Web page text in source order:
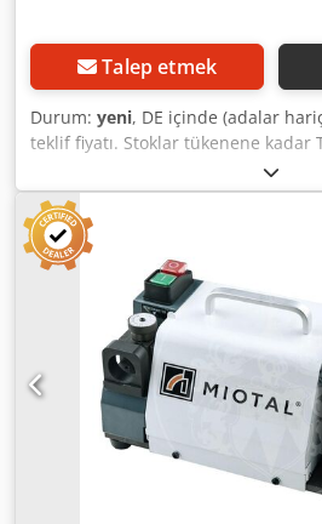
Talep etmek
Durum: yeni, DE içinde (adalar
teklif fiyatı. Stoklar tükenene kadar
çapı: 3 - 13 mm Nokta açısı: 90° -
Bağlantı: 230 V Motor gücü: 0,18 kW
Boyutlar, yaklaşık: 320 x 180 x 190
HSS/karbür bükümlü matkapların
- Kuvvet kılavuzlu taşlama işlemi
Codpfed R A Dcjx Ailjha - Nokta
ayarlanabilir - Kompakt tasarım,
yeri ve hızlı saklama için tutamak -
azaltmak için işaretleme cihazı
arasındaki sürtünmeyi azaltmak
kenarlarının kabartma taşlaması
rulmanlı rotor Teslimat kapsamı: -
pens ER 20, 3 - 13 mm - Pens